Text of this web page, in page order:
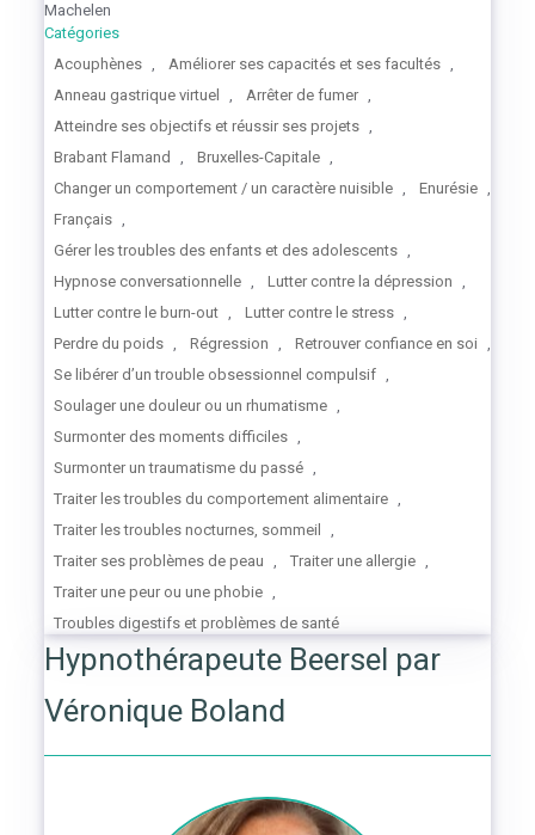
Machelen
Catégories
Acouphènes , Améliorer ses capacités et ses facultés ,
Anneau gastrique virtuel
, Arrêter de fumer ,
Atteindre ses objectifs et réussir ses projets ,
Brabant Flamand
, Bruxelles-Capitale ,
Changer un comportement / un caractère nuisible , Enurésie ,
Français ,
Gérer les troubles des enfants et des adolescents ,
Hypnose conversationnelle , Lutter contre la dépression ,
Lutter contre le burn-out , Lutter contre le stress ,
Perdre du poids , Régression , Retrouver confiance en soi ,
Se libérer d’un trouble obsessionnel compulsif ,
Soulager une douleur ou un rhumatisme ,
Surmonter des moments difficiles ,
Surmonter un traumatisme du passé ,
Traiter les troubles du comportement alimentaire ,
Traiter les troubles nocturnes, sommeil
,
Traiter ses problèmes de peau , Traiter une allergie ,
Traiter une peur ou une phobie ,
Troubles digestifs et problèmes de santé
Hypnothérapeute Beersel par
Véronique Boland